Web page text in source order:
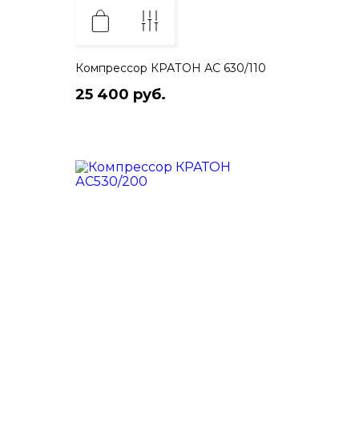
Компрессор КРАТОН АС 630/110
25 400 руб.